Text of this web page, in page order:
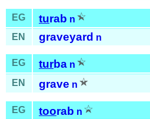
EG turab n
EN graveyard n
EG turba n
EN grave n
EG toorab n